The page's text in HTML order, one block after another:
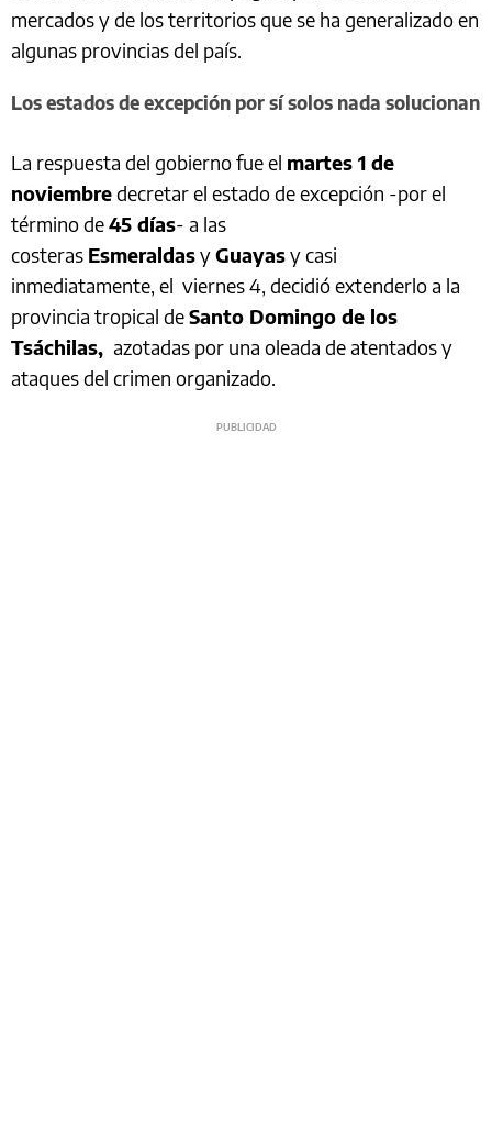
mercados y de los territorios que se ha generalizado en
algunas provincias del país.
Los estados de excepción por sí solos nada solucionan
La respuesta del gobierno fue el martes 1 de
noviembredecretar el estado de excepción -por el
término de45 días- a las
costeras EsmeraldasyGuayasy casi
inmediatamente, el viernes 4, decidió extenderlo a la
provincia tropical deSanto Domingo de los
Tsáchilas, azotadas por una oleada de atentados y
ataques del crimen organizado.